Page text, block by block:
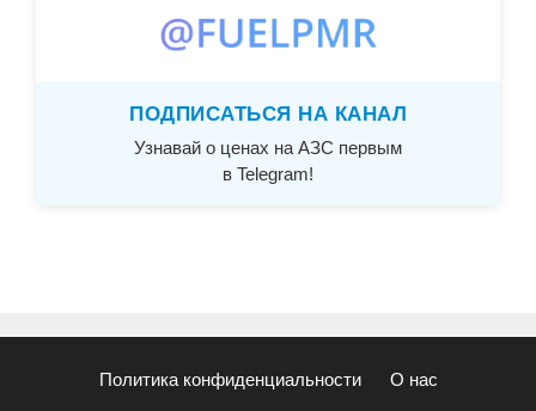
ПОДПИСАТЬСЯ НА КАНАЛ
Узнавай о ценах на АЗС первым
в Telegram!
Политика конфиденциальности О нас